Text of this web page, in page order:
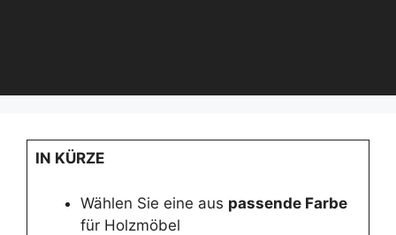
IN KÜRZE
Wählen Sie eine aus passende Farbe
für Holzmöbel